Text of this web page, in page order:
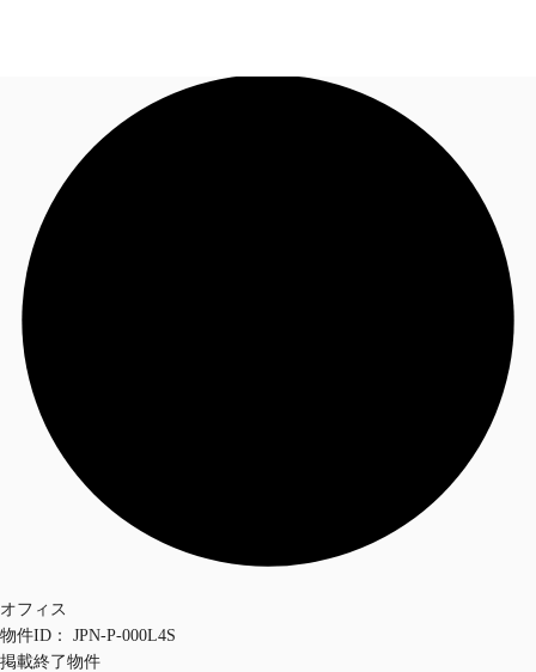
オフィス・事務所
倉庫・物流センター
お電話
オフィス
物件ID：
JPN-P-000L4S
掲載終了物件